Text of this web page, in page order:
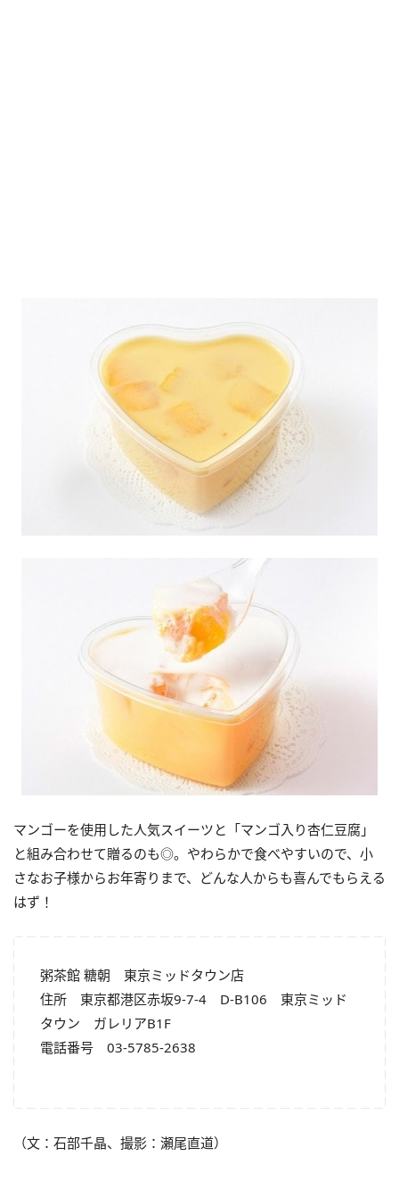
マンゴーを使用した人気スイーツと「マンゴ入り杏仁豆腐」
と組み合わせて贈るのも◎。やわらかで食べやすいので、小
さなお子様からお年寄りまで、どんな人からも喜んでもらえる
はず！
粥茶館 糖朝 東京ミッドタウン店
住所 東京都港区赤坂9-7-4 D-B106 東京ミッド
タウン ガレリアB1F
電話番号 03-5785-2638
（文：石部千晶、撮影：瀬尾直道）